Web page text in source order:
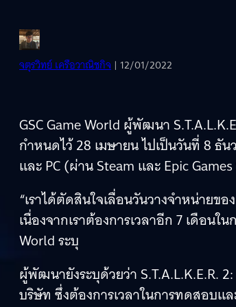
จตุรวิทย์ เครือวาณิชกิจ | 12/01/2022
GSC Game World ผู้พัฒนา
กำหนดไว้ 28 เมษายน ไปเป็นวันที่ 8 ธั
และ PC (ผ่าน Steam และ Epic
“เราได้ตัดสินใจเลื่อนวันวางจำหน่ายข
เนื่องจากเราต้องการเวลาอีก 7 เดือนใ
World ระบุ
ผู้พัฒนายังระบุด้วยว่า S.T.A.L.K.E.R.
บริษัท ซึ่งต้องการเวลาในการทดสอบแ